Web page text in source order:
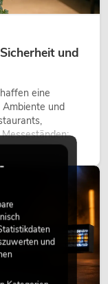
und
eine
und
längst zum
und